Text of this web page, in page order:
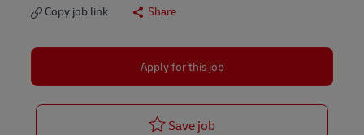
Copy job link Share
Apply for this job
Save jobPostbote für Pakete und